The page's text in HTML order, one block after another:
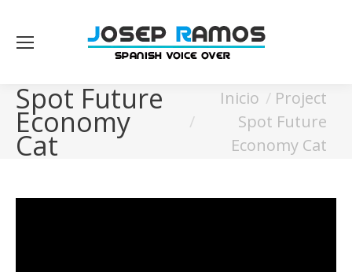
Spot Future
Economy
Cat
Estás aquí:Inicio
Project
Spot Future
Economy Cat